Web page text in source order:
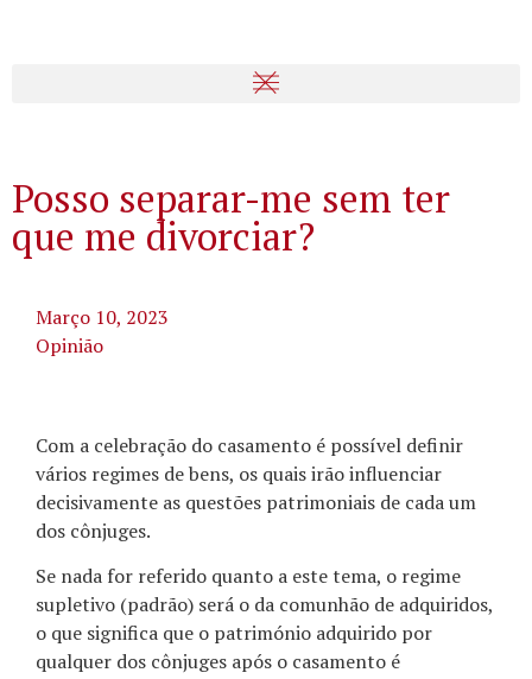
Posso separar-me sem ter
que me divorciar?
Março 10, 2023
Opinião
Com a celebração do casamento é possível definir
vários regimes de bens, os quais irão influenciar
decisivamente as questões patrimoniais de cada um
dos cônjuges.
Se nada for referido quanto a este tema, o regime
supletivo (padrão) será o da comunhão de adquiridos,
o que significa que o património adquirido por
qualquer dos cônjuges após o casamento é